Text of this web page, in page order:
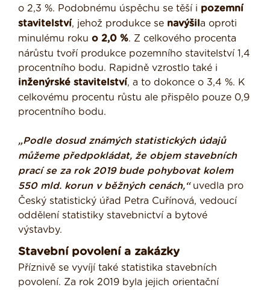
o 2,3 %. Podobnému úspěchu se těší i pozemní
stavitelství, jehož produkce se navýšila oproti
minulému roku o 2,0 %. Z celkového procenta
nárůstu tvoří produkce pozemního stavitelství 1,4
procentního bodu. Rapidně vzrostlo také i
inženýrské stavitelství, a to dokonce o 3,4 %. K
celkovému procentu růstu ale přispělo pouze 0,9
procentního bodu.
„Podle dosud známých statistických údajů
můžeme předpokládat, že objem stavebních
prací se za rok 2019 bude pohybovat kolem
550 mld. korun v běžných cenách,“uvedla pro
Český statistický úřad Petra Cuřínová, vedoucí
oddělení statistiky stavebnictví a bytové
výstavby.
Stavební povolení a zakázky
Příznivě se vyvíjí také statistika stavebních
povolení. Za rok 2019 byla jejich orientační